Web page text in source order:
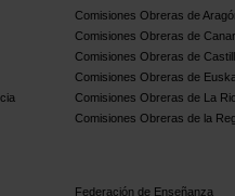
Comisiones Obreras de
Comisiones Obreras de
Comisiones Obreras de
Comisiones Obreras de
Comisiones Obreras de La
Comisiones Obreras de la
Federación de Enseñanza